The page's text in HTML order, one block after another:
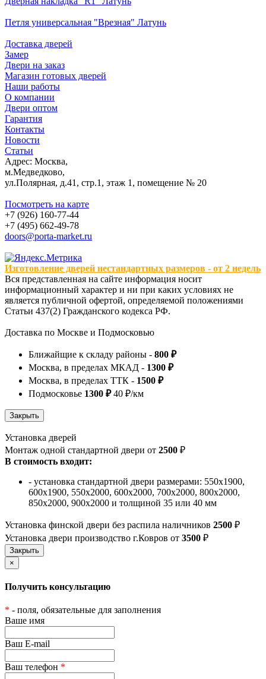
Петля универсальная "Врезная" Латунь
Доставка дверей
Замер
Двери на заказ
Магазин готовых дверей
Наши работы
О компании
Двери оптом
Гарантия
Контакты
Новости
Статьи
Адрес: Москва,
м.Медведково,
ул.Полярная, д.41, стр.1, этаж 1, помещение № 20
Посмотреть на карте
+7 (926) 160-77-44
+7 (495) 662-49-78
doors@porta-market.ru
Изготовление дверей нестандартных размеров - от 2 недель
Вся представленная на сайте информация носит
информационный характер и ни при каких условиях не
является публичной офертой, определяемой положениями
Статьи 437(2) Гражданского кодекса РФ.
Доставка по Москве и Подмосковью
Ближайщие к складу районы - 800 ₽
Москва, в пределах МКАД - 1300 ₽
Москва, в пределах ТТК - 1500 ₽
Подмосковье 1300 ₽40 ₽/км
Установка дверей
Монтаж одной стандартной двери от 2500 ₽
В стоимость входит:
- установка стандартной двери размерами: 550х1900,
600х1900, 550х2000, 600х2000, 700х2000, 800х2000,
850х2000, 900х2000 и толщиной 35 или 40 мм
Установка финской двери без распила наличников 2500 ₽
Установка двери производство г.Ковров от 3500 ₽
×
Получить консультацию
* - поля, обязательные для заполнения
Ваше имя
Ваш E-mail
Ваш телефон *